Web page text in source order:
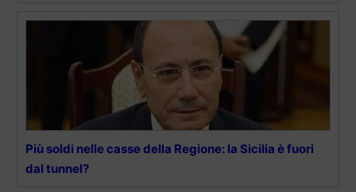
Più soldi nelle casse della Regione: la Sicilia è fuori
dal tunnel?